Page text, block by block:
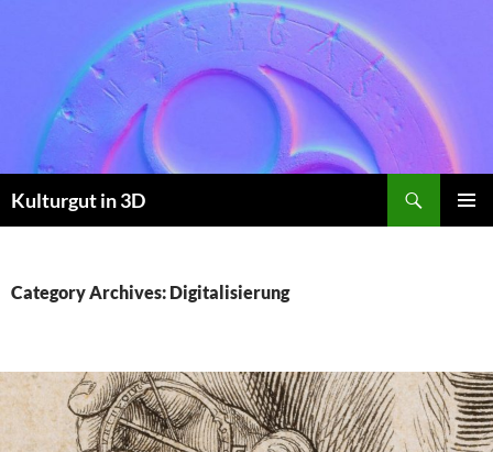
Kulturgut in 3D
Category Archives: Digitalisierung